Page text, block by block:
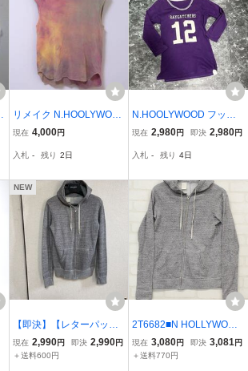
リメイク N.HOOLYWOO
D ミスターハリウッド ノ
ーカー ベスト デザインカ
製 メンズ 夏物
現在 4,000円
入札 - 残り 2日
N.HOOLYWOOD フット
ボール Tシャツ ミスタ
現在 2,980円 即決 2,980円
入札 - 残り 4日
NEW
【即決】【レターパック
プラス対応】 n.hoolywoo
d ミスターハリウッド エ
現在 2,990円 即決 2,990円
＋送料600円
2T6682■N HOLLYWOOD
スウェットジップパーカ
ー エヌハリウッド
現在 3,080円 即決 3,081 円
＋送料770円